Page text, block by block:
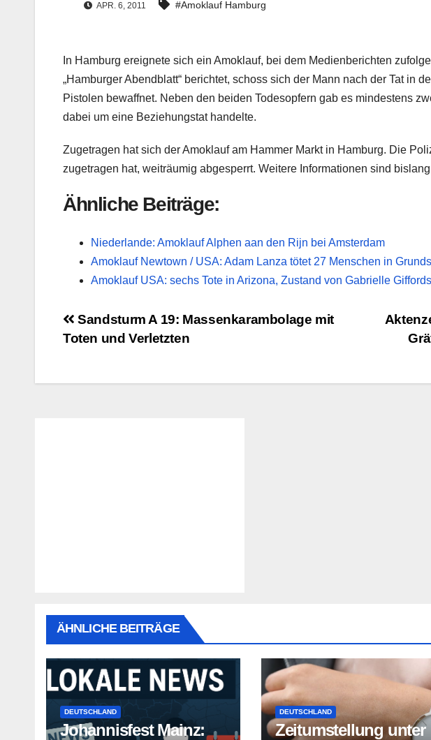
APR. 6, 2011 #Amoklauf Hamburg
In Hamburg ereignete sich ein Amoklauf, bei dem Medienberichten
„Hamburger Abendblatt“ berichtet, schoss sich der Mann nach der Tat in
Pistolen bewaffnet. Neben den beiden Todesopfern gab es mindestens
dabei um eine Beziehungstat handelte.
Zugetragen hat sich der Amoklauf am Hammer Markt in Hamburg. Die
zugetragen hat, weiträumig abgesperrt. Weitere Informationen sind
Ähnliche Beiträge:
Niederlande: Amoklauf Alphen aan den Rijn bei Amsterdam
Amoklauf Newtown / USA: Adam Lanza tötet 27 Menschen in
Amoklauf USA: sechs Tote in Arizona, Zustand von Gabrielle
Beitragsnavigation
Sandsturm A 19: Massenkarambolage mit
Toten und Verletzten
ÄHNLICHE BEITRÄGE
DEUTSCHLAND
Johannisfest Mainz:
DEUTSCHLAND
Zeitumstellung unter